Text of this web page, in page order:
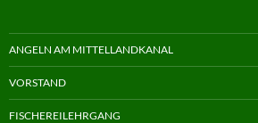
ANGELN AM MITTELLANDKANAL
VORSTAND
FISCHEREILEHRGANG